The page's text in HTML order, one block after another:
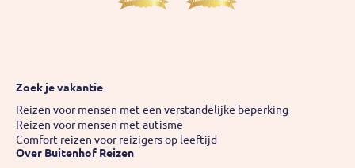
Zoek je vakantie
Reizen voor mensen met een verstandelijke beperking
Reizen voor mensen met autisme
Comfort reizen voor reizigers op leeftijd
Over Buitenhof Reizen